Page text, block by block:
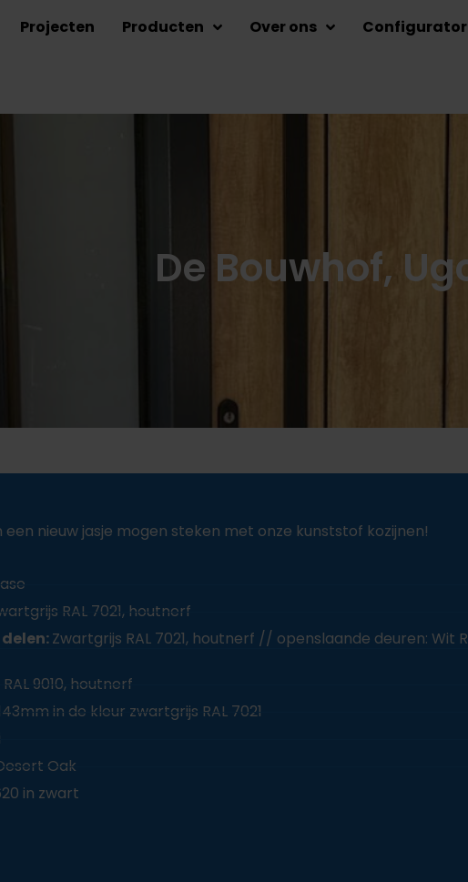
Projecten Producten Over ons Configurator
De Bouwhof,
een nieuw jasje mogen steken met onze kunststof kozijnen!
RAL 7021, houtnerf
Zwartgrijs RAL 7021, houtnerf // openslaande deuren: Wit
9010, houtnerf
in de kleur zwartgrijs RAL 7021
Oak
in zwart